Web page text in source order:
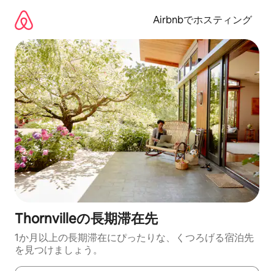
Airbnbでホスティング
Thornvilleの長期滞在先
1か月以上の長期滞在にぴったりな、くつろげる宿泊先
を見つけましょう。